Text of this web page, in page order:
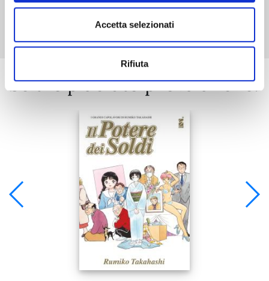
Accetta selezionati
Rifiuta
Mostra tutto
Se ti è piaciuto prova anche: